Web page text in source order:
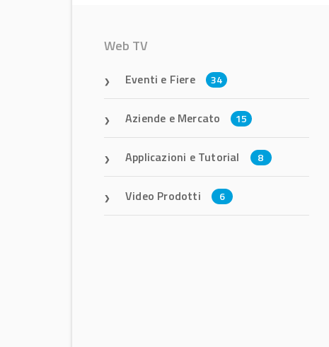
Web TV
Eventi e Fiere 34
Aziende e Mercato 15
Applicazioni e Tutorial 8
Video Prodotti 6